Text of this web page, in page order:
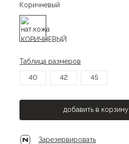
Коричневый
Таблица размеров
40 42 45
добавить в корзину
Зарезервировать